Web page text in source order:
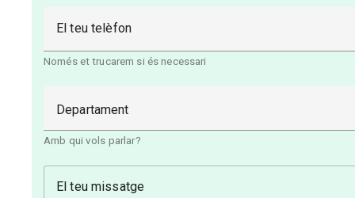
El teu telèfon
Només et trucarem si és necessari
Departament
Amb qui vols parlar?
El teu missatge